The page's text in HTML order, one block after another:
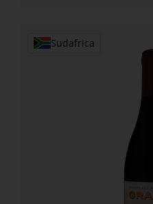
Sudafrica